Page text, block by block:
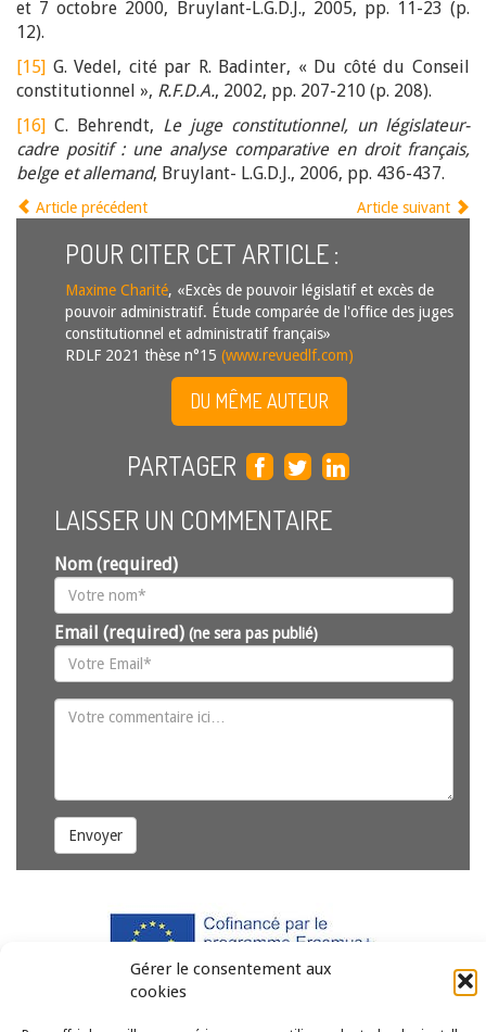
Gérer le consentement aux
cookies
et 7 octobre 2000, Bruylant-L.G.D.J., 2005, pp. 11-23 (p.
12).
[15] G. Vedel, cité par R. Badinter, « Du côté du Conseil
constitutionnel », R.F.D.A., 2002, pp. 207-210 (p. 208).
[16] C. Behrendt, Le juge constitutionnel, un législateur-
cadre positif : une analyse comparative en droit français,
belge et allemand, Bruylant- L.G.D.J., 2006, pp. 436-437.
Article précédent Article suivant
POUR CITER CET ARTICLE :
Maxime Charité, «Excès de pouvoir législatif et excès de
pouvoir administratif. Étude comparée de l'office des juges
constitutionnel et administratif français»
RDLF 2021 thèse n°15 (www.revuedlf.com)
DU MÊME AUTEUR
PARTAGER
LAISSER UN COMMENTAIRE
Nom (required)
Email (required) (ne sera pas publié)
Envoyer
Copyright © 2011-2026Revue des droits et libertés fondamentaux